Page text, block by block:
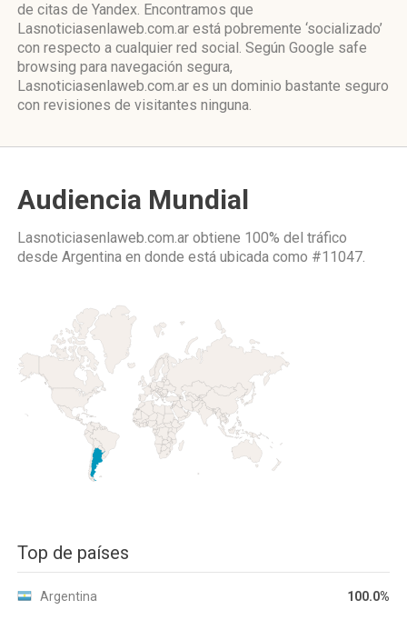
de citas de Yandex. Encontramos que
Lasnoticiasenlaweb.com.ar está pobremente ‘socializado’
con respecto a cualquier red social. Según Google safe
browsing para navegación segura,
Lasnoticiasenlaweb.com.ar es un dominio bastante seguro
con revisiones de visitantes ninguna.
Audiencia Mundial
Lasnoticiasenlaweb.com.ar obtiene 100% del tráfico
desde Argentina en donde está ubicada como #11047.
Top de países
Argentina 100.0%